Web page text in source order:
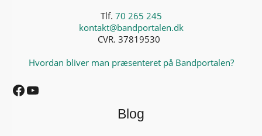
Tlf. 70 265 245
kontakt@bandportalen.dk
CVR. 37819530
Hvordan bliver man præsenteret på Bandportalen?
Facebook
Blog